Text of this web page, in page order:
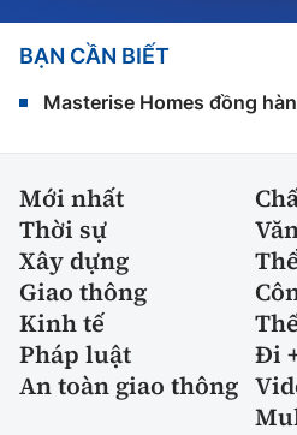
BẠN CẦN BIẾT
Masterise Homes đồng
Mới nhất
Thời sự
Xây dựng
Giao thông
Kinh tế
Pháp luật
Đi
An toàn giao thông